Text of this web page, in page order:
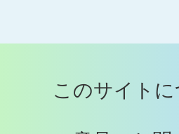
このサイト